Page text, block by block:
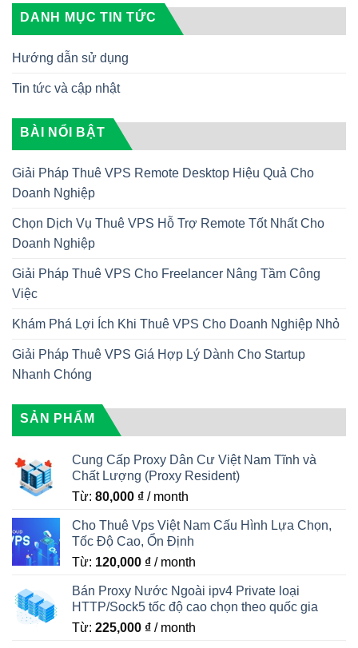
DANH MỤC TIN TỨC
Hướng dẫn sử dụng
Tin tức và cập nhật
BÀI NỔI BẬT
Giải Pháp Thuê VPS Remote Desktop Hiệu Quả Cho
Doanh Nghiệp
Chọn Dịch Vụ Thuê VPS Hỗ Trợ Remote Tốt Nhất Cho
Doanh Nghiệp
Giải Pháp Thuê VPS Cho Freelancer Nâng Tầm Công
Việc
Khám Phá Lợi Ích Khi Thuê VPS Cho Doanh Nghiệp Nhỏ
Giải Pháp Thuê VPS Giá Hợp Lý Dành Cho Startup
Nhanh Chóng
SẢN PHẨM
Cung Cấp Proxy Dân Cư Việt Nam Tĩnh và
Chất Lượng (Proxy Resident)
Từ: 80,000 ₫ / month
Cho Thuê Vps Việt Nam Cấu Hình Lựa Chọn,
Tốc Độ Cao, Ổn Định
Từ: 120,000 ₫ / month
Bán Proxy Nước Ngoài ipv4 Private loại
HTTP/Sock5 tốc độ cao chọn theo quốc gia
Từ: 225,000 ₫ / month